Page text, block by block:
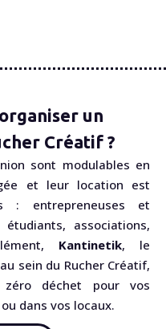
un
Créatif ?
sont modulables en
et leur location est
entrepreneuses et
associations,
Kantinetik, le
sein du Rucher Créatif,
déchet pour vos
dans vos locaux.